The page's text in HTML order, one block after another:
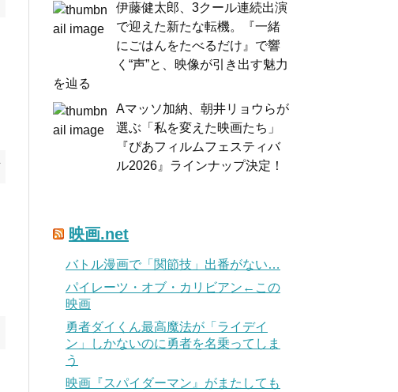
伊藤健太郎、3クール連続出演
で迎えた新たな転機。『一緒
にごはんをたべるだけ』で響
く“声”と、映像が引き出す魅力
を辿る
Aマッソ加納、朝井リョウらが
選ぶ「私を変えた映画たち」
『ぴあフィルムフェスティバ
ル2026』ラインナップ決定！
映画.net
バトル漫画で「関節技」出番がない…
パイレーツ・オブ・カリビアン←この
映画
勇者ダイくん最高魔法が「ライデイ
ン」しかないのに勇者を名乗ってしま
う
映画『スパイダーマン』がまたしても